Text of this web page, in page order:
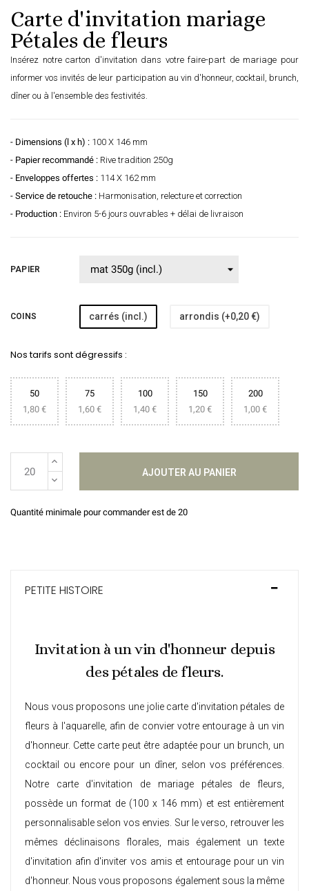
Carte d'invitation mariage
Pétales de fleurs
Insérez notre carton d'invitation dans votre faire-part de mariage pour
informer vos invités de leur participation au vin d'honneur, cocktail, brunch,
dîner ou à l'ensemble des festivités.
- Dimensions (l x h) : 100 X 146 mm
- Papier recommandé : Rive tradition 250g
- Enveloppes offertes : 114 X 162 mm
- Service de retouche : Harmonisation, relecture et correction
- Production : Environ 5-6 jours ouvrables + délai de livraison
PAPIER
COINS carrés (incl.) arrondis (+0,20 €)
Nos tarifs sont dégressifs :
50
1,80 €
75
1,60 €
100
1,40 €
150
1,20 €
200
1,00 €
AJOUTER AU PANIER
Quantité minimale pour commander est de 20
PETITE HISTOIRE
Invitation à un vin d'honneur depuis
des pétales de fleurs.
Nous vous proposons une jolie carte d'invitation pétales de
fleurs à l'aquarelle, afin de convier votre entourage à un vin
d'honneur. Cette carte peut être adaptée pour un brunch, un
cocktail ou encore pour un dîner, selon vos préférences.
Notre carte d'invitation de mariage pétales de fleurs,
possède un format de (100 x 146 mm) et est entièrement
personnalisable selon vos envies. Sur le verso, retrouver les
mêmes déclinaisons florales, mais également un texte
d'invitation afin d'inviter vos amis et entourage pour un vin
d'honneur. Nous vous proposons également sous la même